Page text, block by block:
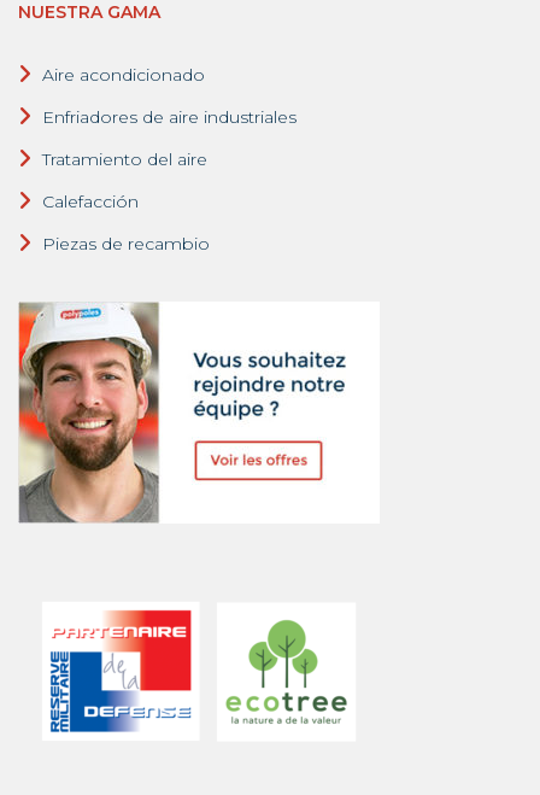
NUESTRA GAMA
Aire acondicionado
Enfriadores de aire industriales
Tratamiento del aire
Calefacción
Piezas de recambio